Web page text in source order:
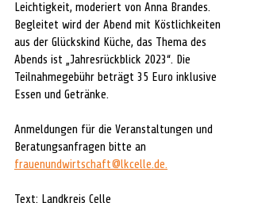
Leichtigkeit, moderiert von Anna Brandes.
Begleitet wird der Abend mit Köstlichkeiten
aus der Glückskind Küche, das Thema des
Abends ist „Jahresrückblick 2023“. Die
Teilnahmegebühr beträgt 35 Euro inklusive
Essen und Getränke.
Anmeldungen für die Veranstaltungen und
Beratungsanfragen bitte an
frauenundwirtschaft@lkcelle.de.
Text: Landkreis Celle